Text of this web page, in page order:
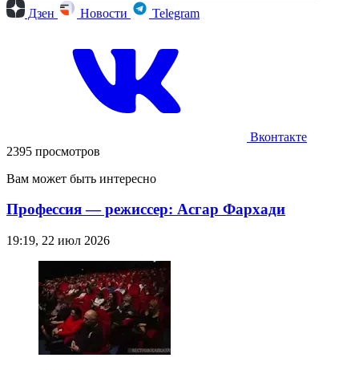
Дзен Новости Telegram
Вконтакте
2395 просмотров
Вам может быть интересно
Профессия — режиссер: Асгар Фархади
19:19, 22 июл 2026